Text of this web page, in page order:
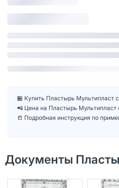
🏪 Купить Пластырь Мультипласт
📲 Цена на Пластырь
📒 Подробная инструкция по
Документы